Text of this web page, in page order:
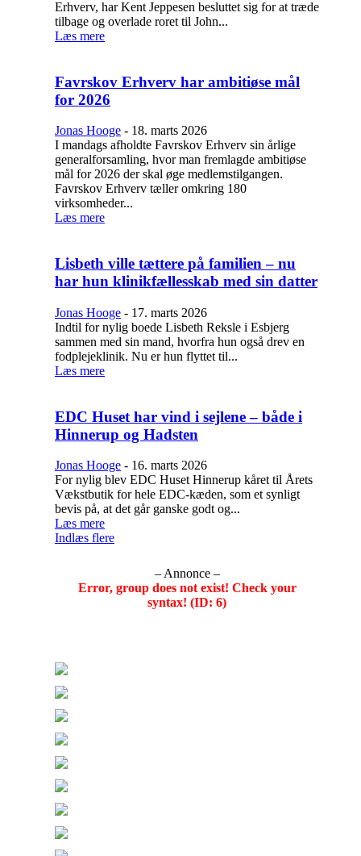
Erhverv, har Kent Jeppesen besluttet sig for at træde
tilbage og overlade roret til John...
Læs mere
Favrskov Erhverv har ambitiøse mål
for 2026
Jonas Hooge - 18. marts 2026
I mandags afholdte Favrskov Erhverv sin årlige
generalforsamling, hvor man fremlagde ambitiøse
mål for 2026 der skal øge medlemstilgangen.
Favrskov Erhverv tæller omkring 180
virksomheder...
Læs mere
Lisbeth ville tættere på familien – nu
har hun klinikfællesskab med sin datter
Jonas Hooge - 17. marts 2026
Indtil for nylig boede Lisbeth Reksle i Esbjerg
sammen med sin mand, hvorfra hun også drev en
fodplejeklinik. Nu er hun flyttet til...
Læs mere
EDC Huset har vind i sejlene – både i
Hinnerup og Hadsten
Jonas Hooge - 16. marts 2026
For nylig blev EDC Huset Hinnerup kåret til Årets
Vækstbutik for hele EDC-kæden, som et synligt
bevis på, at det går ganske godt og...
Læs mere
Indlæs flere
– Annonce –
Error, group does not exist! Check your
syntax! (ID: 6)